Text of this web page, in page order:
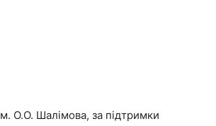
О.О. Шалімова, за підтримки